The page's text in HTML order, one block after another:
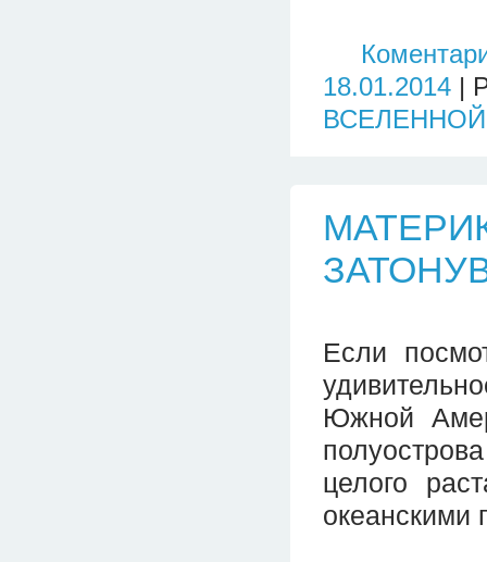
18.01.2014 |
ВСЕЛЕННОЙ
Если
Южной
целого
океанскими